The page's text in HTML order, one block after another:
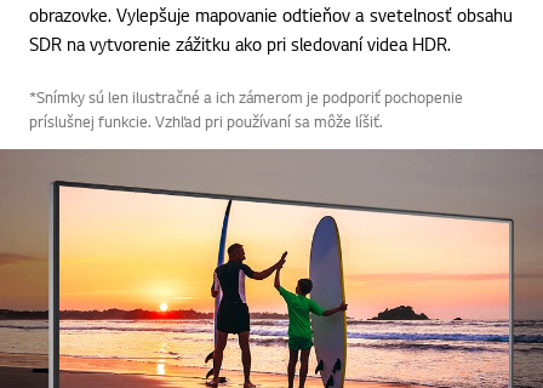
obrazovke. Vylepšuje mapovanie odtieňov a svetelnosť obsahu
SDR na vytvorenie zážitku ako pri sledovaní videa HDR.
*Snímky sú len ilustračné a ich zámerom je podporiť pochopenie
príslušnej funkcie. Vzhľad pri používaní sa môže líšiť.